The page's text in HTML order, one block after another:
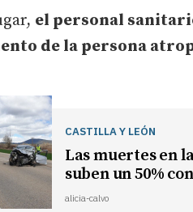
el personal
de la persona
CASTILLA Y LEÓN
Las muertes en
suben un 50%
alicia-calvo